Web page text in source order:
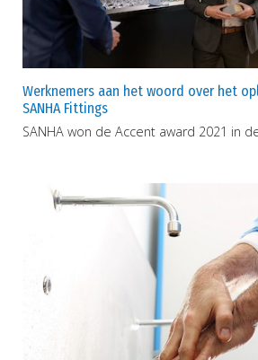
Werknemers aan het woord over het
SANHA Fittings
SANHA won de Accent award 2021 in